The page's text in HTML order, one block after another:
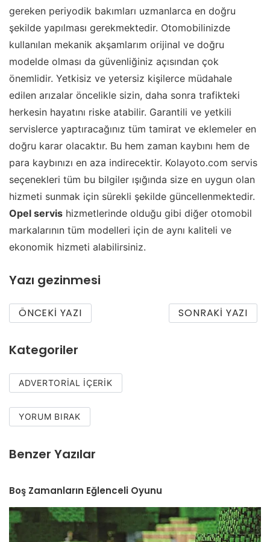
gereken periyodik bakımları uzmanlarca en doğru
şekilde yapılması gerekmektedir. Otomobilinizde
kullanılan mekanik akşamlarım orijinal ve doğru
modelde olması da güvenliğiniz açısından çok
önemlidir. Yetkisiz ve yetersiz kişilerce müdahale
edilen arızalar öncelikle sizin, daha sonra trafikteki
herkesin hayatını riske atabilir. Garantili ve yetkili
servislerce yaptıracağınız tüm tamirat ve eklemeler en
doğru karar olacaktır. Bu hem zaman kaybını hem de
para kaybınızı en aza indirecektir. Kolayoto.com servis
seçenekleri tüm bu bilgiler ışığında size en uygun olan
hizmeti sunmak için sürekli şekilde güncellenmektedir.
Opel servis hizmetlerinde olduğu gibi diğer otomobil
markalarının tüm modelleri için de aynı kaliteli ve
ekonomik hizmeti alabilirsiniz.
Yazı gezinmesi
ÖNCEKI YAZI SONRAKI YAZI
Kategoriler
ADVERTORIAL İÇERIK
YORUM BIRAK
Benzer Yazılar
Boş Zamanların Eğlenceli Oyunu